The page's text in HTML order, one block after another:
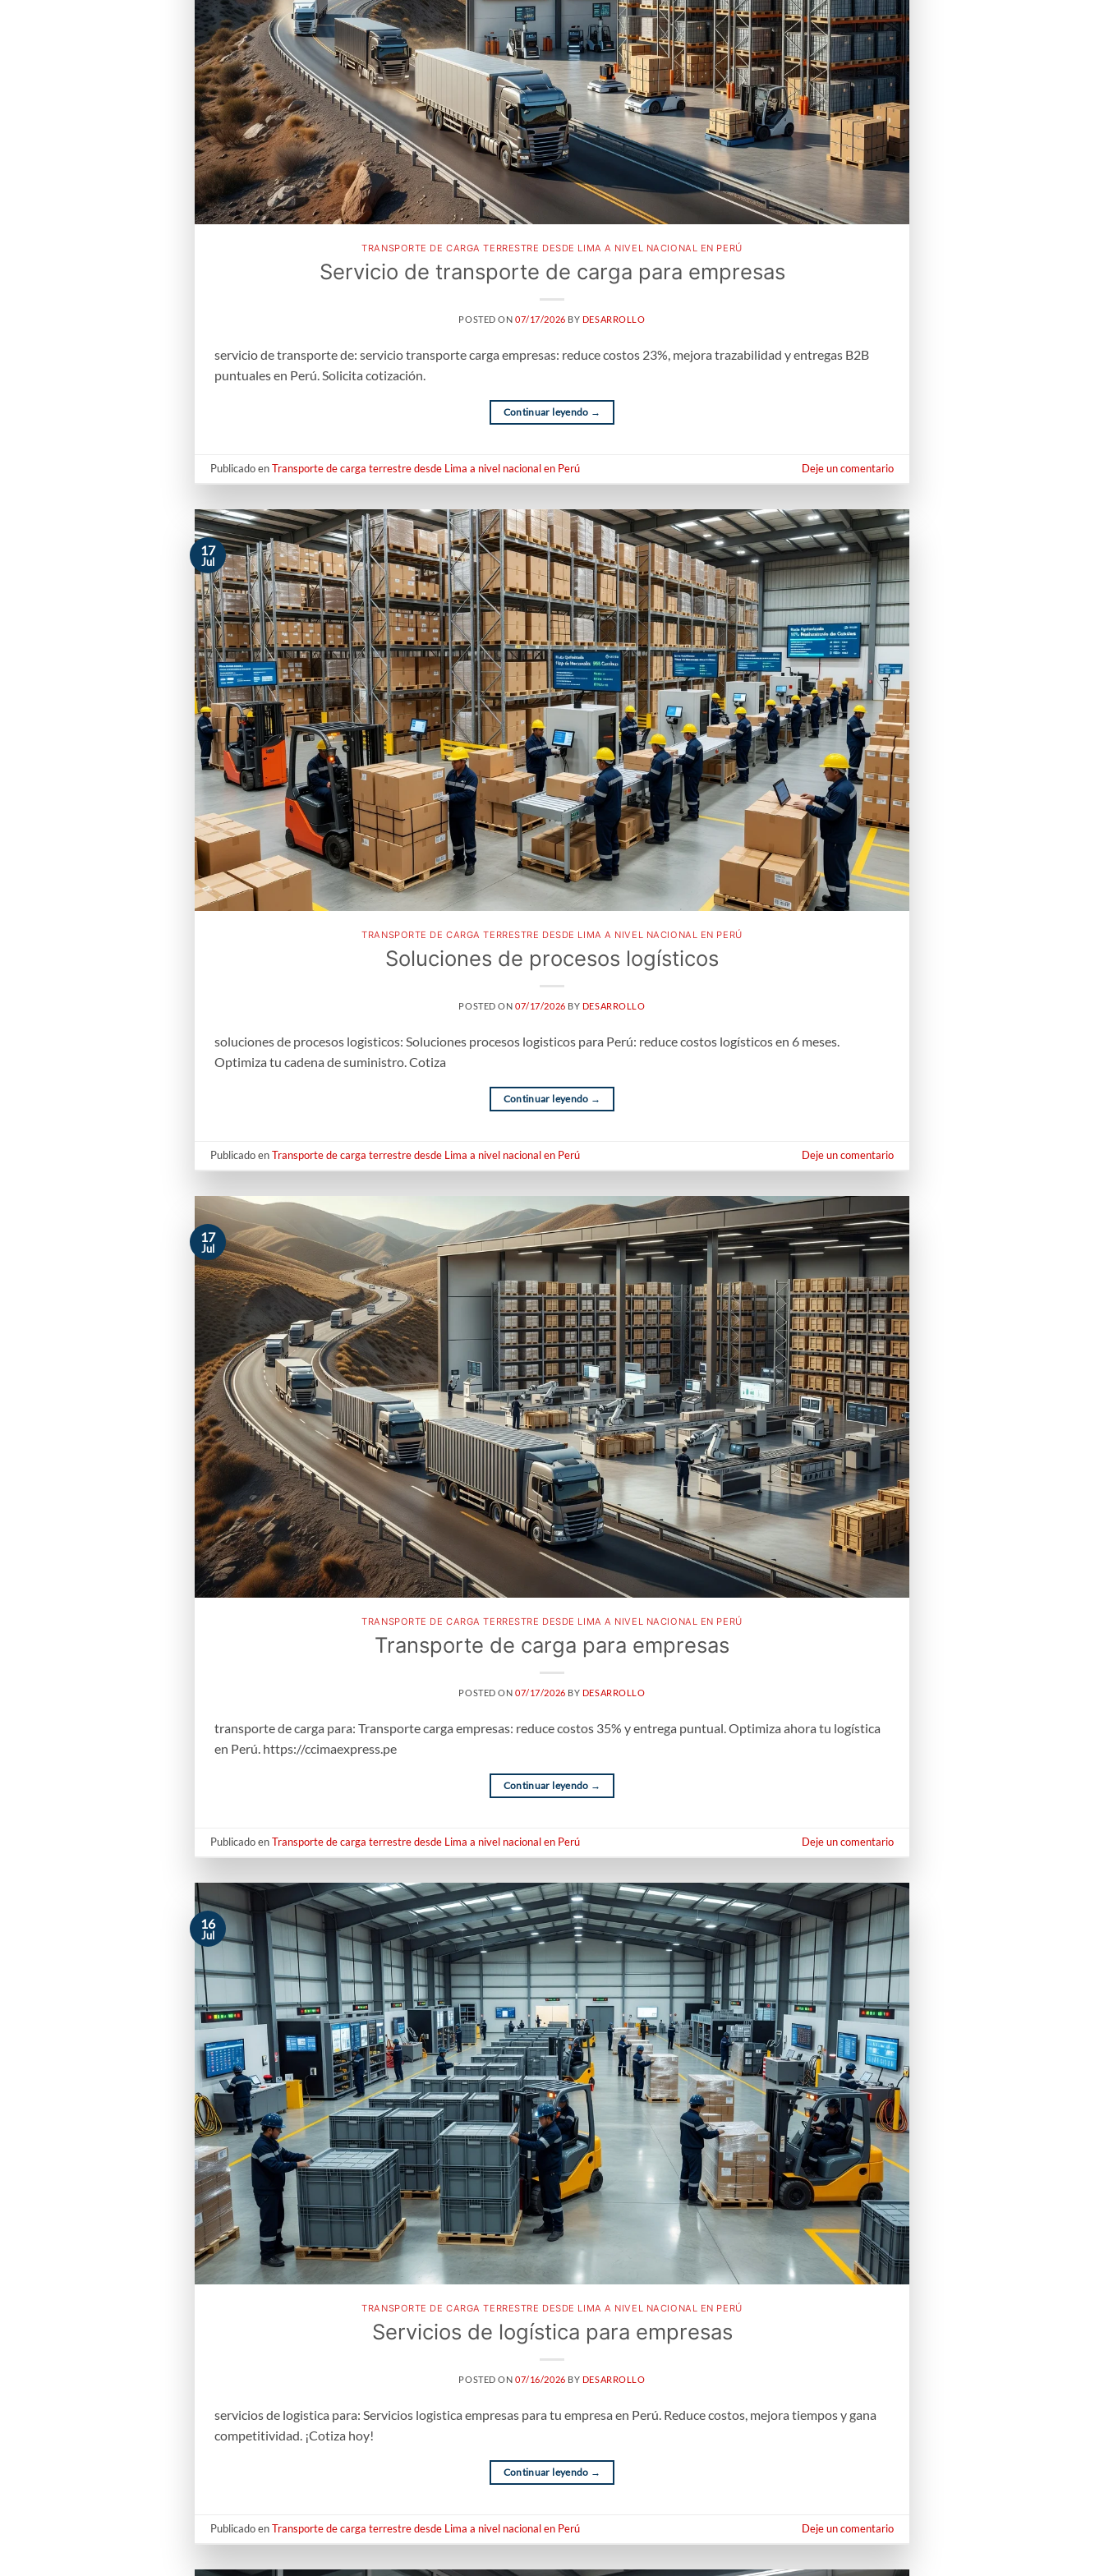
TRANSPORTE DE CARGA TERRESTRE DESDE LIMA A NIVEL NACIONAL EN PERÚ
Servicio de transporte de carga para empresas
POSTED ON07/17/2026 BY DESARROLLO
servicio de transporte de: servicio transporte carga empresas: reduce costos 23%, mejora trazabilidad y entregas B2B
puntuales en Perú. Solicita cotización.
Continuar leyendo →
Publicado enTransporte de carga terrestre desde Lima a nivel nacional en Perú Deje un comentario
17
Jul
TRANSPORTE DE CARGA TERRESTRE DESDE LIMA A NIVEL NACIONAL EN PERÚ
Soluciones de procesos logísticos
POSTED ON07/17/2026 BY DESARROLLO
soluciones de procesos logisticos: Soluciones procesos logisticos para Perú: reduce costos logísticos en 6 meses.
Optimiza tu cadena de suministro. Cotiza
Continuar leyendo →
Publicado enTransporte de carga terrestre desde Lima a nivel nacional en Perú Deje un comentario
17
Jul
TRANSPORTE DE CARGA TERRESTRE DESDE LIMA A NIVEL NACIONAL EN PERÚ
Transporte de carga para empresas
POSTED ON07/17/2026 BY DESARROLLO
transporte de carga para: Transporte carga empresas: reduce costos 35% y entrega puntual. Optimiza ahora tu logística
en Perú. https://ccimaexpress.pe
Continuar leyendo →
Publicado enTransporte de carga terrestre desde Lima a nivel nacional en Perú Deje un comentario
16
Jul
TRANSPORTE DE CARGA TERRESTRE DESDE LIMA A NIVEL NACIONAL EN PERÚ
Servicios de logística para empresas
POSTED ON07/16/2026 BY DESARROLLO
servicios de logistica para: Servicios logistica empresas para tu empresa en Perú. Reduce costos, mejora tiempos y gana
competitividad. ¡Cotiza hoy!
Continuar leyendo →
Publicado enTransporte de carga terrestre desde Lima a nivel nacional en Perú Deje un comentario